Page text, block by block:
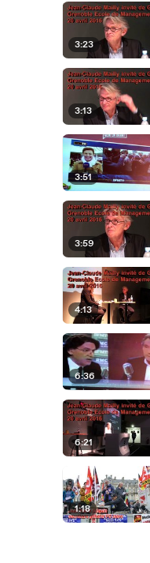
3:23
3:13
3:51
3:59
4:13
6:36
6:21
1:18